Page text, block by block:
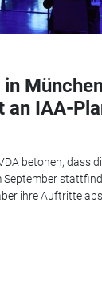
an IAA-
betonen, dass
ihre Auftritte